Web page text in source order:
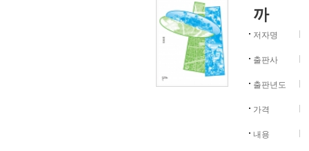
까
저자명
출판사
출판년도
가격
내용